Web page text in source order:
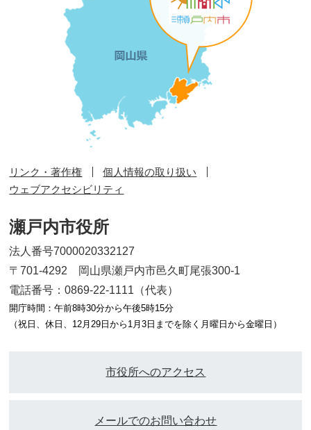
リンク・著作権
個人情報の取り扱い
ウェブアクセシビリティ
瀬戸内市役所
法人番号7000020332127
〒701-4292 岡山県瀬戸内市邑久町尾張300-1
電話番号：0869-22-1111（代表）
開庁時間：午前8時30分から午後5時15分
（祝日、休日、12月29日から1月3日までを除く月曜日から金曜日）
市役所へのアクセス
メールでのお問い合わせ